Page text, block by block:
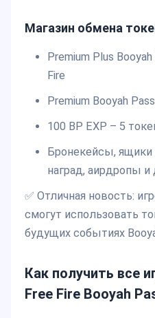
Магазин обмена
Premium Plus
Fire
Premium Booyah
100 BP EXP – 5
Бронекейсы,
наград, аирдропы и
✅ Отличная новость:
смогут использовать
будущих событиях
Как получить все
Free Fire Booyah